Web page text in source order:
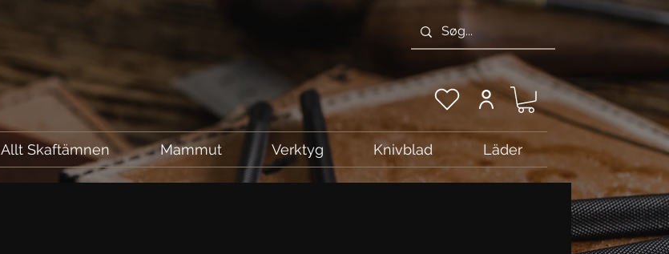
Allt Skaftämnen Mammut Verktyg Knivblad Läder